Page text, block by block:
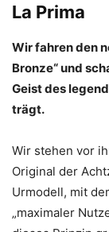
La Prima
Wir fahren den
Bronze“ und
Geist des
trägt.
Wir stehen vor
Original der
Urmodell, mit
„maximaler